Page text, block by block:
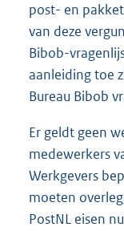
post- en
van deze
Bibob-
aanleiding toe
Bureau Bibob
Er geldt geen
medewerkers
Werkgevers
moeten
PostNL eisen